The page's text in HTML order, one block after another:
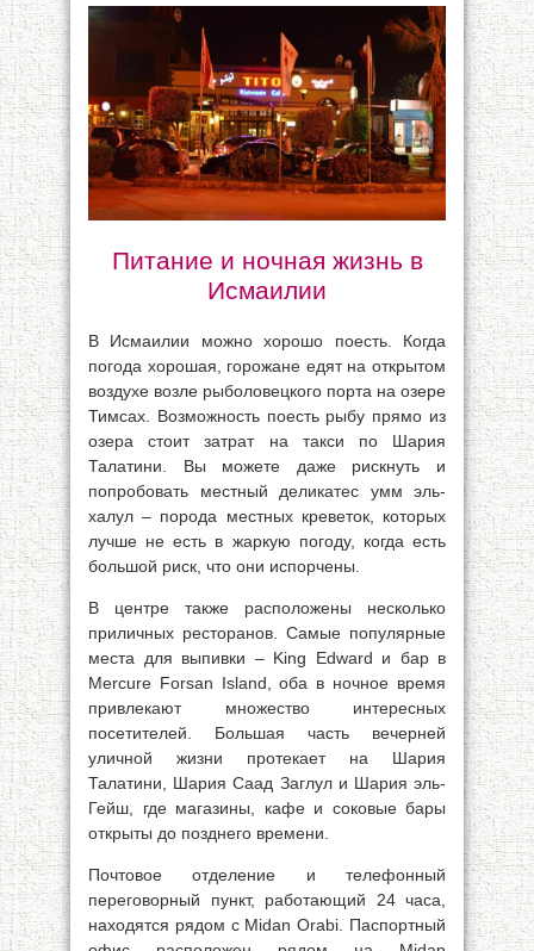
Питание и ночная жизнь в
Исмаилии
В Исмаилии можно хорошо поесть. Когда
погода хорошая, горожане едят на открытом
воздухе возле рыболовецкого порта на озере
Тимсах. Возможность поесть рыбу прямо из
озера стоит затрат на такси по Шария
Талатини. Вы можете даже рискнуть и
попробовать местный деликатес умм эль-
халул – порода местных креветок, которых
лучше не есть в жаркую погоду, когда есть
большой риск, что они испорчены.
В центре также расположены несколько
приличных ресторанов. Самые популярные
места для выпивки – King Edward и бар в
Mercure Forsan Island, оба в ночное время
привлекают множество интересных
посетителей. Большая часть вечерней
уличной жизни протекает на Шария
Талатини, Шария Саад Заглул и Шария эль-
Гейш, где магазины, кафе и соковые бары
открыты до позднего времени.
Почтовое отделение и телефонный
переговорный пункт, работающий 24 часа,
находятся рядом с Midan Orabi. Паспортный